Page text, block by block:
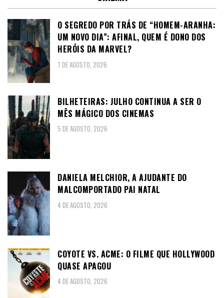
O SEGREDO POR TRÁS DE “HOMEM-ARANHA:
UM NOVO DIA”: AFINAL, QUEM É DONO DOS
HERÓIS DA MARVEL?
7 DE AGOSTO, 2026
BILHETEIRAS: JULHO CONTINUA A SER O
MÊS MÁGICO DOS CINEMAS
5 DE AGOSTO, 2026
DANIELA MELCHIOR, A AJUDANTE DO
MALCOMPORTADO PAI NATAL
4 DE AGOSTO, 2026
COYOTE VS. ACME: O FILME QUE HOLLYWOOD
QUASE APAGOU
4 DE AGOSTO, 2026